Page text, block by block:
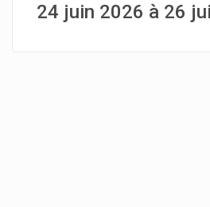
24 juin 2026 à 26